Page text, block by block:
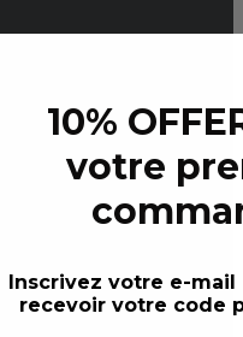
10%
votre
Inscrivez votre e-
recevoir votre code